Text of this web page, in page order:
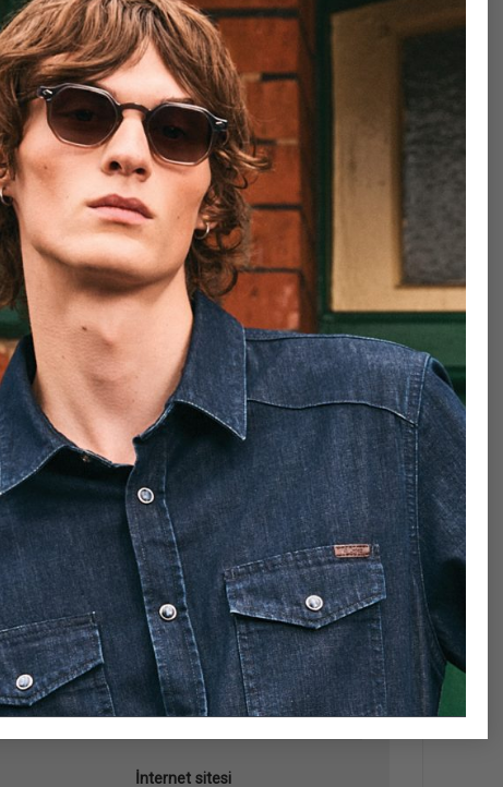
ev sahipliği yapıyor. Bu atmosferde üretilen
ve %100 el yapımı olmaları sayesinde her bir
* ile işaretlenmişlerdir
İnternet sitesi